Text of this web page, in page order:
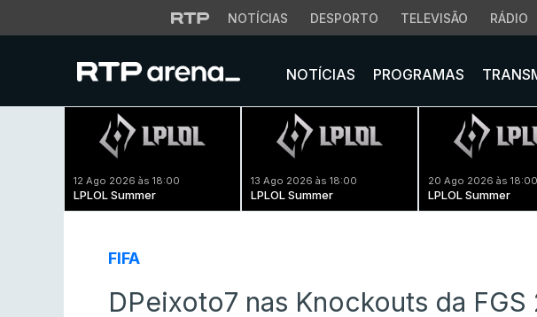
NOTÍCIAS DESPORTO TELEVISÃO RÁDIO
NOTÍCIAS PROGRAMAS
12 Ago 2026 às 18:00
LPLOL Summer
13 Ago 2026 às 18:00
LPLOL Summer
20 Ago 2026 às 18:00
LPLOL Summer
FIFA
DPeixoto7 nas Knockouts da